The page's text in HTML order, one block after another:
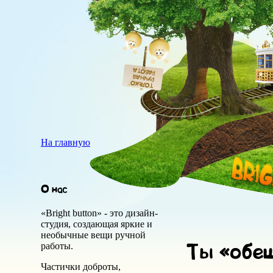
На главную
«Bright button» - это дизайн-
студия, создающая яркие и
необычные вещи ручной
работы.
Частички доброты,